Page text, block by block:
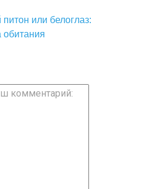
или белоглаз:
обитания